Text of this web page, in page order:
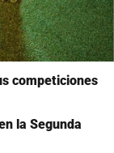
competiciones
la Segunda